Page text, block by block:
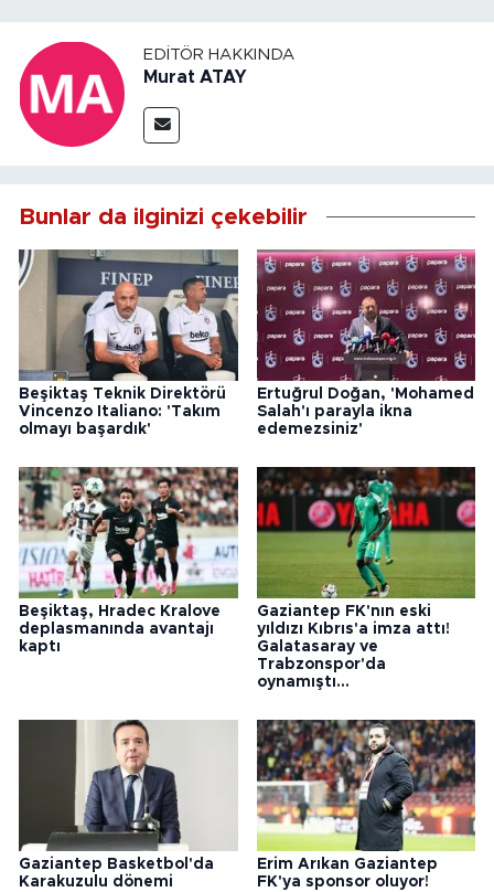
EDITÖR HAKKINDA
Murat ATAY
Bunlar da ilginizi çekebilir
Beşiktaş Teknik Direktörü
Vincenzo Italiano: 'Takım
olmayı başardık'
Ertuğrul Doğan, 'Mohamed
Salah'ı parayla ikna
edemezsiniz'
Beşiktaş, Hradec Kralove
deplasmanında avantajı
kaptı
Gaziantep FK'nın eski
yıldızı Kıbrıs'a imza attı!
Galatasaray ve
Trabzonspor'da
oynamıştı...
Gaziantep Basketbol'da
Karakuzulu dönemi
Erim Arıkan Gaziantep
FK'ya sponsor oluyor!